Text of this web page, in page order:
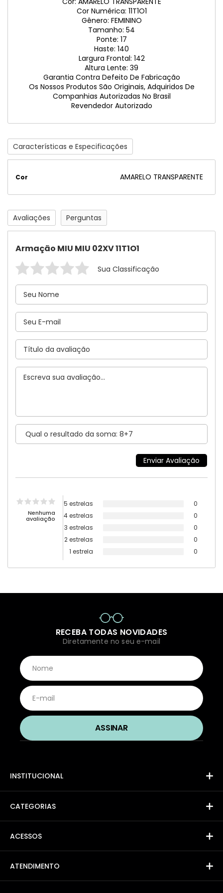
Cor Numérica: 11T1O1
Gênero: FEMININO
Tamanho: 54
Ponte: 17
Haste: 140
Largura Frontal: 142
Altura Lente: 39
Garantia Contra Defeito De Fabricação
Os Nossos Produtos São Originais, Adquiridos De
Companhias Autorizadas No Brasil
Revendedor Autorizado
Características e Especificações
Cor AMARELO TRANSPARENTE
Avaliações Perguntas
Armação MIU MIU 02XV 11T1O1
Sua Classificação
Nenhuma
avaliação
5 estrelas
0
4 estrelas
0
3 estrelas
0
2 estrelas
0
1 estrela
0
RECEBA TODAS NOVIDADES
Diretamente no seu e-mail
INSTITUCIONAL
CATEGORIAS
ACESSOS
ATENDIMENTO